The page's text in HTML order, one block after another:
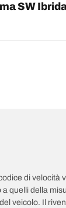
SW
di
quelli della
veicolo. Il